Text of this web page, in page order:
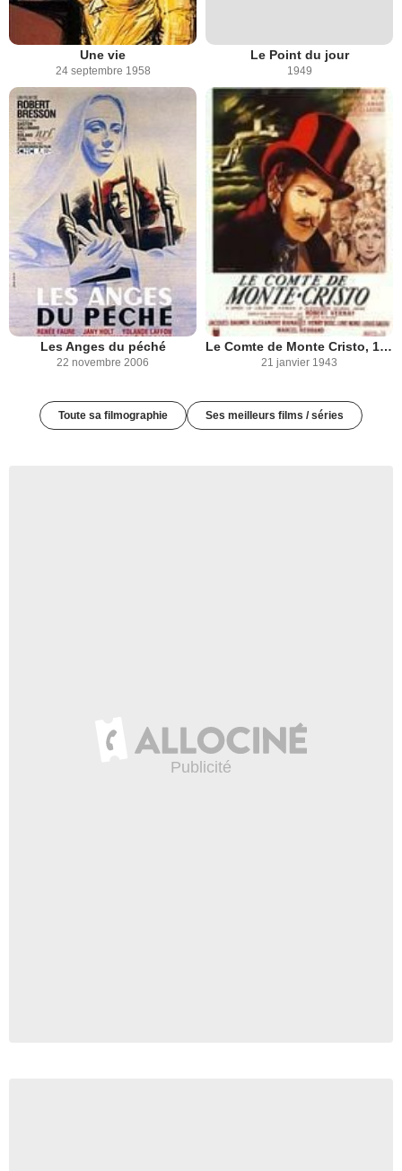
Une vie
24 septembre 1958
Le Point du jour
1949
Les Anges du péché
22 novembre 2006
Le Comte de Monte Cristo, 1ère époque: Edmond Dantès
21 janvier 1943
Toute sa filmographie Ses meilleurs films / séries